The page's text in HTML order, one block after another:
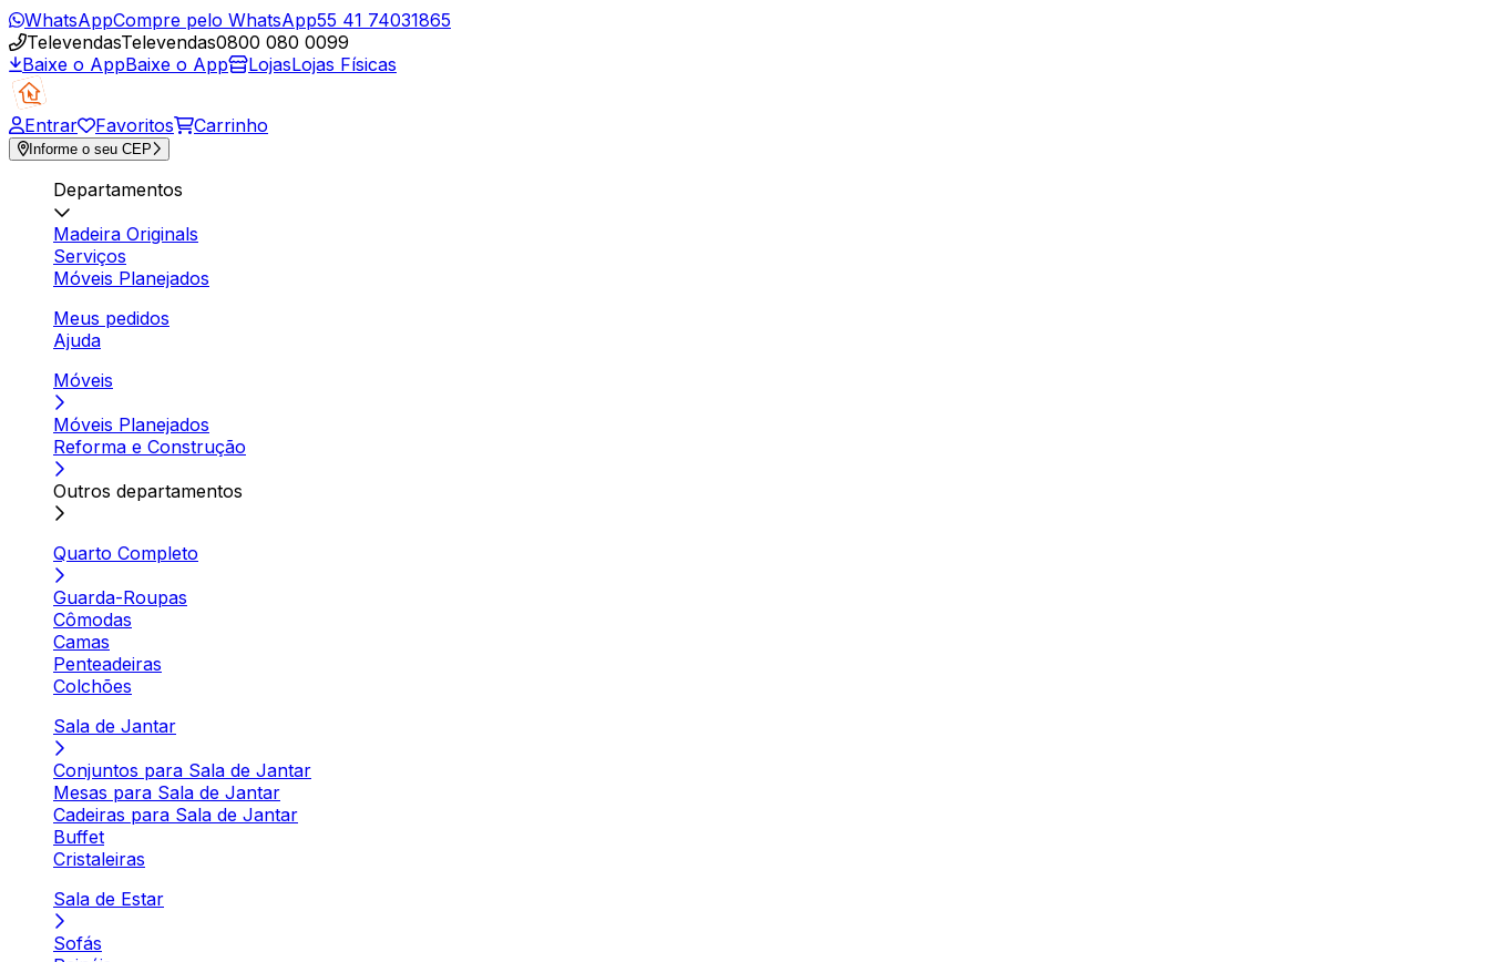
WhatsAppCompre pelo WhatsApp55 41 74031865
TelevendasTelevendas0800 080 0099
Baixe o AppBaixe o App LojasLojas Físicas
Entrar Favoritos Carrinho
Informe o seu CEP
Departamentos
Madeira Originals
Serviços
Móveis Planejados
Meus pedidos
Ajuda
Móveis
Móveis Planejados
Reforma e Construção
Outros departamentos
Quarto Completo
Guarda-Roupas
Cômodas
Camas
Penteadeiras
Colchões
Sala de Jantar
Conjuntos para Sala de Jantar
Mesas para Sala de Jantar
Cadeiras para Sala de Jantar
Buffet
Cristaleiras
Sala de Estar
Sofás